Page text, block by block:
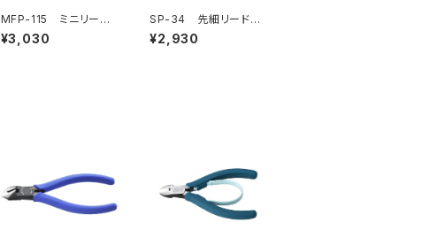
MFP-115 ミニリード
ペンチ（バネ付）
¥3,030
SP-34 先細リードペ
ンチ
¥2,930